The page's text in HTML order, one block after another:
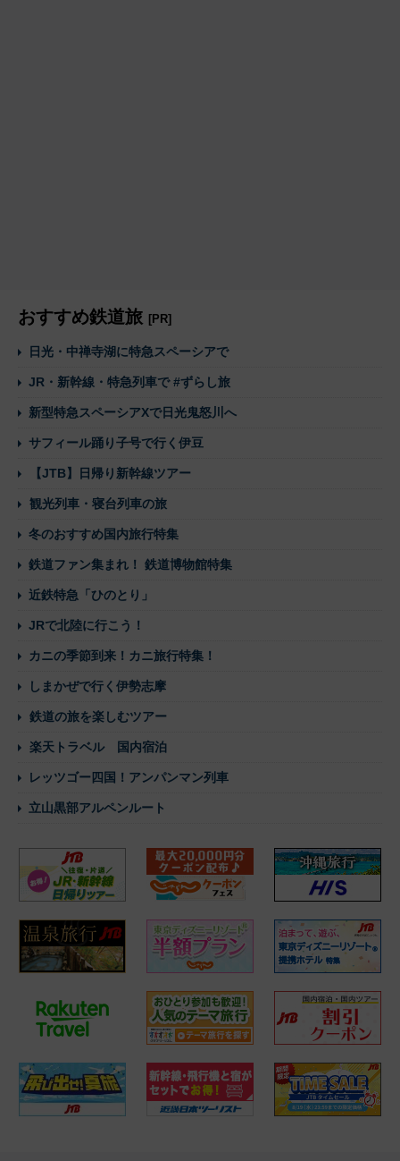
おすすめ鉄道旅 [PR]
日光・中禅寺湖に特急スペーシアで
JR・新幹線・特急列車で #ずらし旅
新型特急スペーシアXで日光鬼怒川へ
サフィール踊り子号で行く伊豆
【JTB】日帰り新幹線ツアー
観光列車・寝台列車の旅
冬のおすすめ国内旅行特集
鉄道ファン集まれ！ 鉄道博物館特集
近鉄特急「ひのとり」
JRで北陸に行こう！
カニの季節到来！カニ旅行特集！
しまかぜで行く伊勢志摩
鉄道の旅を楽しむツアー
楽天トラベル 国内宿泊
レッツゴー四国！アンパンマン列車
立山黒部アルペンルート